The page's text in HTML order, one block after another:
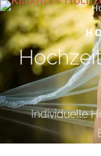
Individuelle